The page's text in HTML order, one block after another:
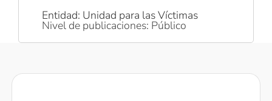
Entidad: Unidad para las Víctimas
Nivel de publicaciones: Público